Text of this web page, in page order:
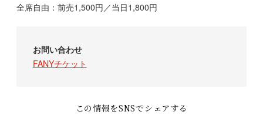
全席自由：前売1,500円／当日1,800円
お問い合わせ
FANYチケット
この情報をSNSでシェアする